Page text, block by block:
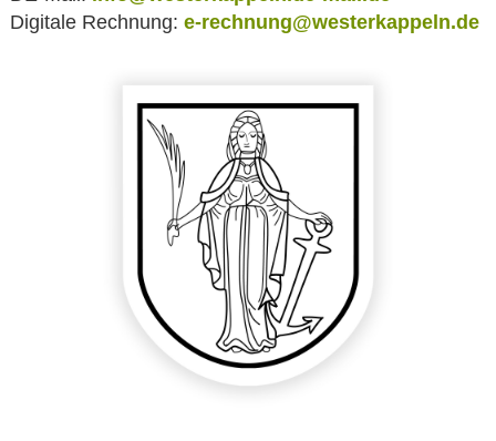
Digitale Rechnung: e-rechnung@westerkappeln.de